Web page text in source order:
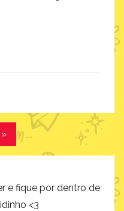
Post
»
e fique por dentro de
<3